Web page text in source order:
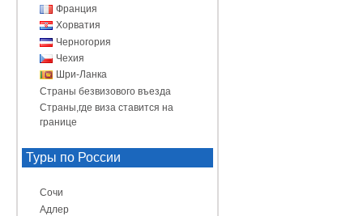
Франция
Хорватия
Черногория
Чехия
Шри-Ланка
Страны безвизового въезда
Страны,где виза ставится на
границе
Туры по России
Сочи
Адлер